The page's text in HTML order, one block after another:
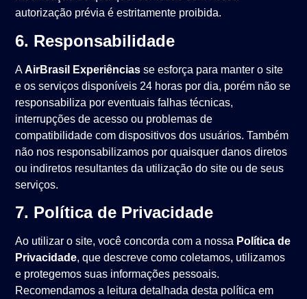
autorização prévia é estritamente proibida.
6. Responsabilidade
AAirBrasil Experiências se esforça para manter o site
e os serviços disponíveis 24 horas por dia, porém não se
responsabiliza por eventuais falhas técnicas,
interrupções de acesso ou problemas de
compatibilidade com dispositivos dos usuários. Também
não nos responsabilizamos por quaisquer danos diretos
ou indiretos resultantes da utilização do site ou de seus
serviços.
7. Política de Privacidade
Ao utilizar o site, você concorda com a nossa Política de
Privacidade, que descreve como coletamos, utilizamos
e protegemos suas informações pessoais.
Recomendamos a leitura detalhada desta política em